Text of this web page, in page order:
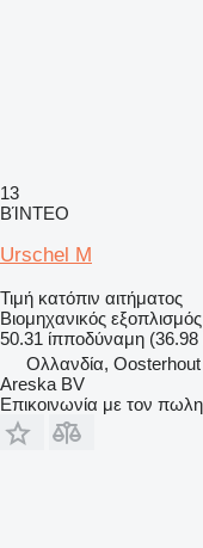
13
ΒΊΝΤΕΟ
Urschel M
Τιμή κατόπιν αιτήματος
Βιομηχανικός
50.31 ίπποδύναμη (36.98
Ολλανδία, Oosterhout
Areska BV
Επικοινωνία με τον